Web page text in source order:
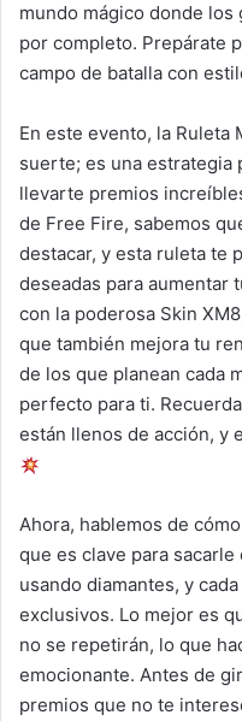
mundo mágico donde
por completo. Prepárate
campo de batalla con
En este evento, la Ruleta
suerte; es una estrategia
llevarte premios
de Free Fire, sabemos
destacar, y esta ruleta te
deseadas para aumentar
con la poderosa Skin
que también mejora tu
de los que planean cada
perfecto para ti.
están llenos de acción, y
Ahora, hablemos de
que es clave para
usando diamantes, y
exclusivos. Lo mejor es
no se repetirán, lo que
emocionante. Antes de
premios que no te